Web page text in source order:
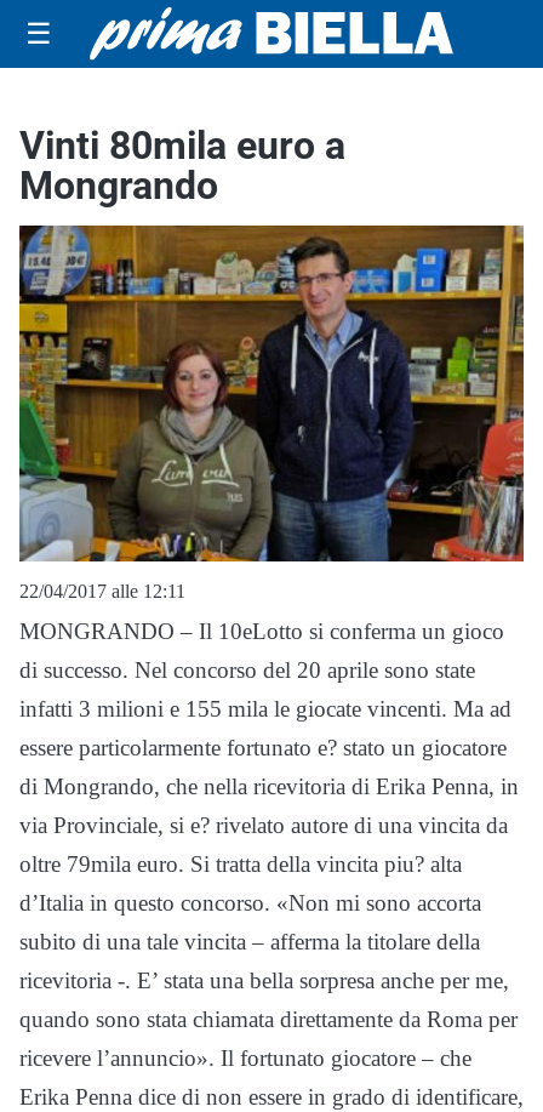
☰
Vinti 80mila euro a
Mongrando
22/04/2017 alle 12:11
MONGRANDO – Il 10eLotto si conferma un gioco
di successo. Nel concorso del 20 aprile sono state
infatti 3 milioni e 155 mila le giocate vincenti. Ma ad
essere particolarmente fortunato e? stato un giocatore
di Mongrando, che nella ricevitoria di Erika Penna, in
via Provinciale, si e? rivelato autore di una vincita da
oltre 79mila euro. Si tratta della vincita piu? alta
d’Italia in questo concorso. «Non mi sono accorta
subito di una tale vincita – afferma la titolare della
ricevitoria -. E’ stata una bella sorpresa anche per me,
quando sono stata chiamata direttamente da Roma per
ricevere l’annuncio». Il fortunato giocatore – che
Erika Penna dice di non essere in grado di identificare,